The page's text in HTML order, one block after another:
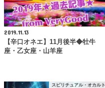
2019.11.13
【辛口オネエ】11月後半◆牡牛
座・乙女座・山羊座
スピリチュアル・オカルト